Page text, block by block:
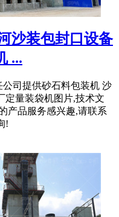
沙装包封口设备
...
司提供砂石料包装机 沙
定量装袋机图片,技术文
产品服务感兴趣,请联系
!